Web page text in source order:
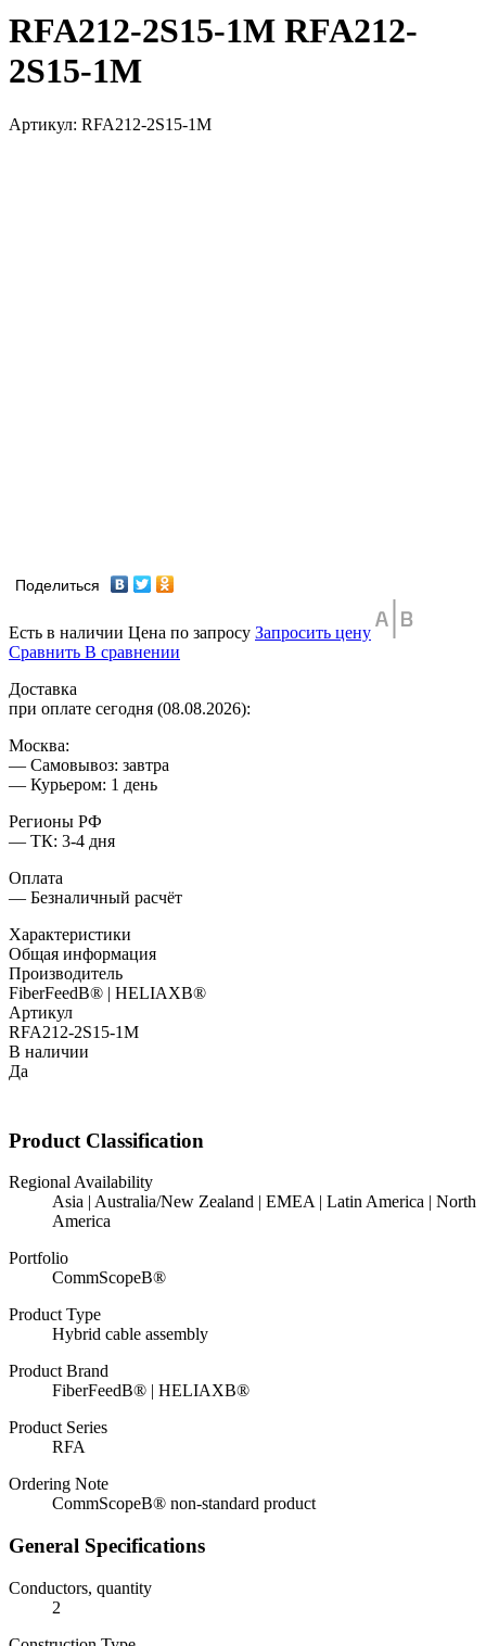
RFA212-2S15-1M RFA212-
2S15-1M
Артикул: RFA212-2S15-1M
Поделиться
Есть в наличии Цена по запросу Запросить цену
Сравнить В сравнении
Доставка
при оплате сегодня (08.08.2026):
Москва:
— Самовывоз: завтра
— Курьером: 1 день
Регионы РФ
— ТК: 3-4 дня
Оплата
— Безналичный расчёт
Характеристики
Общая информация
Производитель
FiberFeedВ® | HELIAXВ®
Артикул
RFA212-2S15-1M
В наличии
Да
Product Classification
Regional Availability
Asia | Australia/New Zealand | EMEA | Latin America | North
America
Portfolio
CommScopeВ®
Product Type
Hybrid cable assembly
Product Brand
FiberFeedВ® | HELIAXВ®
Product Series
RFA
Ordering Note
CommScopeВ® non-standard product
General Specifications
Conductors, quantity
2